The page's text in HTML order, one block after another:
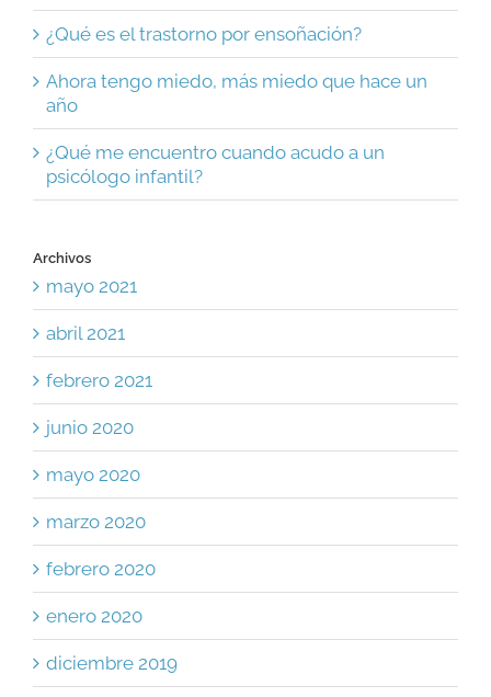
¿Qué es el trastorno por ensoñación?
Ahora tengo miedo, más miedo que hace un
año
¿Qué me encuentro cuando acudo a un
psicólogo infantil?
Archivos
mayo 2021
abril 2021
febrero 2021
junio 2020
mayo 2020
marzo 2020
febrero 2020
enero 2020
diciembre 2019